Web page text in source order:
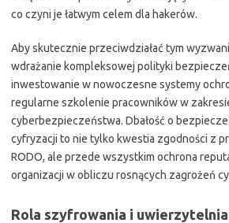
co czyni je łatwym celem dla hakerów.
Aby skutecznie przeciwdziałać tym
wdrażanie kompleksowej polityki
inwestowanie w nowoczesne systemy
regularne szkolenie pracowników w
cyberbezpieczeństwa. Dbałość o
cyfryzacji to nie tylko kwestia zgodności z
RODO, ale przede wszystkim ochrona
organizacji w obliczu rosnących zagrożeń
Rola szyfrowania i